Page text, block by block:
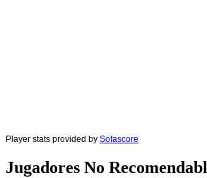
Player stats provided by Sofascore
Jugadores No